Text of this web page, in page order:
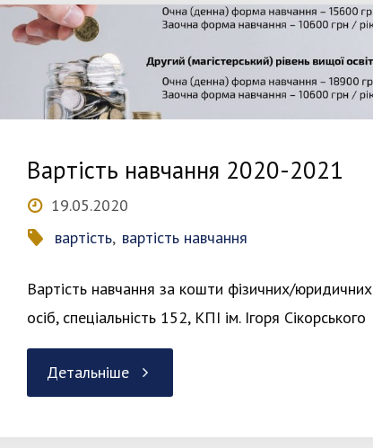
2022-
2023"
Вартість навчання 2020-2021
19.05.2020
вартість, вартість навчання
Вартість навчання за кошти фізичних/юридичних
осіб, спеціальність 152, КПІ ім. Ігоря Сікорського
Детальніше"Вартість